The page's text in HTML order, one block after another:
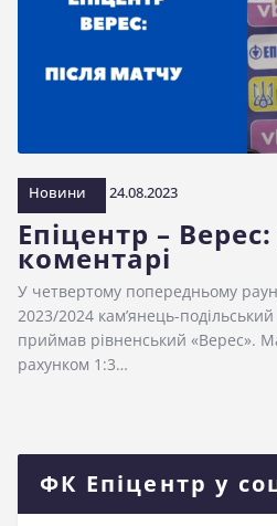
Новини 24.08.2023
Епіцентр –
коментарі
У четвертому попередньому
2023/2024 кам’янець-
приймав рівненський «Верес».
рахунком 1:3…
ФК Епіцентр у